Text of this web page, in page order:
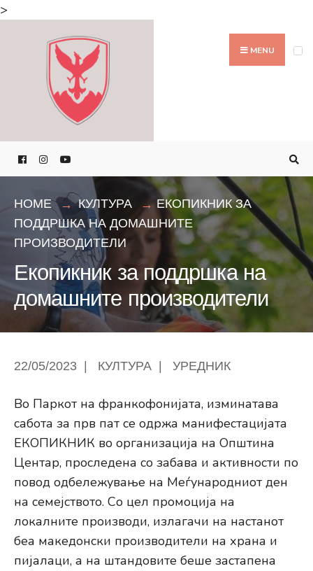
>
MENU
HOME КУЛТУРА
ЕКОПИКНИК ЗА
ПОДДРШКА НА ДОМАШНИТЕ
ПРОИЗВОДИТЕЛИ
Екопикник за поддршка на
домашните производители
22/05/2023 КУЛТУРА УРЕДНИК
Во Паркот на франкофонијата, изминатава
сабота за прв пат се одржа манифестацијата
ЕКОПИКНИК во организација на Општина
Центар, проследена со забава и активности по
повод одбележување на Меѓународниот ден
на семејството. Со цел промоција на
локалните производи, излагачи на настанот
беа македонски производители на храна и
пијалаци, а на штандовите беше застапена